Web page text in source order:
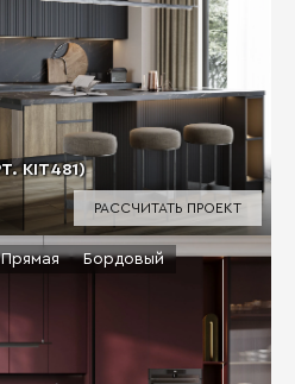
KIT481)
РАССЧИТАТЬ ПРОЕКТ
Прямая Бордовый